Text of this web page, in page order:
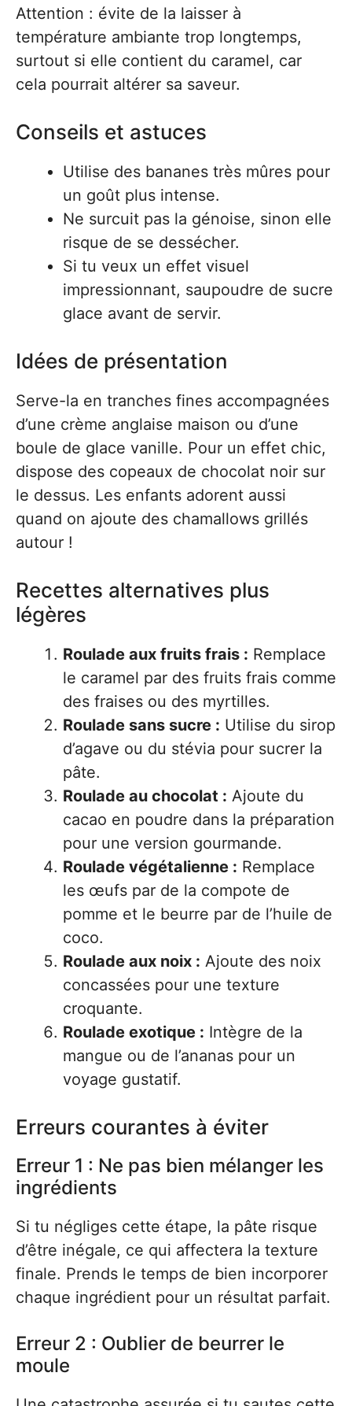
Attention : évite de la laisser à
température ambiante trop longtemps,
surtout si elle contient du caramel, car
cela pourrait altérer sa saveur.
Conseils et astuces
Utilise des bananes très mûres pour
un goût plus intense.
Ne surcuit pas la génoise, sinon elle
risque de se dessécher.
Si tu veux un effet visuel
impressionnant, saupoudre de sucre
glace avant de servir.
Idées de présentation
Serve-la en tranches fines accompagnées
d’une crème anglaise maison ou d’une
boule de glace vanille. Pour un effet chic,
dispose des copeaux de chocolat noir sur
le dessus. Les enfants adorent aussi
quand on ajoute des chamallows grillés
autour !
Recettes alternatives plus
légères
Roulade aux fruits frais : Remplace
le caramel par des fruits frais comme
des fraises ou des myrtilles.
Roulade sans sucre : Utilise du sirop
d’agave ou du stévia pour sucrer la
pâte.
Roulade au chocolat : Ajoute du
cacao en poudre dans la préparation
pour une version gourmande.
Roulade végétalienne : Remplace
les œufs par de la compote de
pomme et le beurre par de l’huile de
coco.
Roulade aux noix : Ajoute des noix
concassées pour une texture
croquante.
Roulade exotique : Intègre de la
mangue ou de l’ananas pour un
voyage gustatif.
Erreurs courantes à éviter
Erreur 1 : Ne pas bien mélanger les
ingrédients
Si tu négliges cette étape, la pâte risque
d’être inégale, ce qui affectera la texture
finale. Prends le temps de bien incorporer
chaque ingrédient pour un résultat parfait.
Erreur 2 : Oublier de beurrer le
moule